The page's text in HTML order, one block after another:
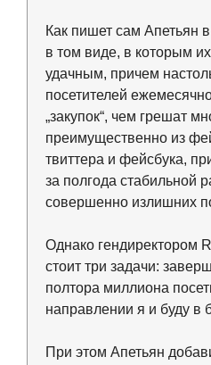
Как пишет сам Апетьян в
в том виде, в которым
удачным, причем
посетителей
„закупок“, чем грешат
преимущественно из
твиттера и фейсбука,
за полгода стабильной
совершенно излишних
Однако гендиректором
стоит три задачи:
полтора миллиона
направлении я и буду
При этом Апетьян